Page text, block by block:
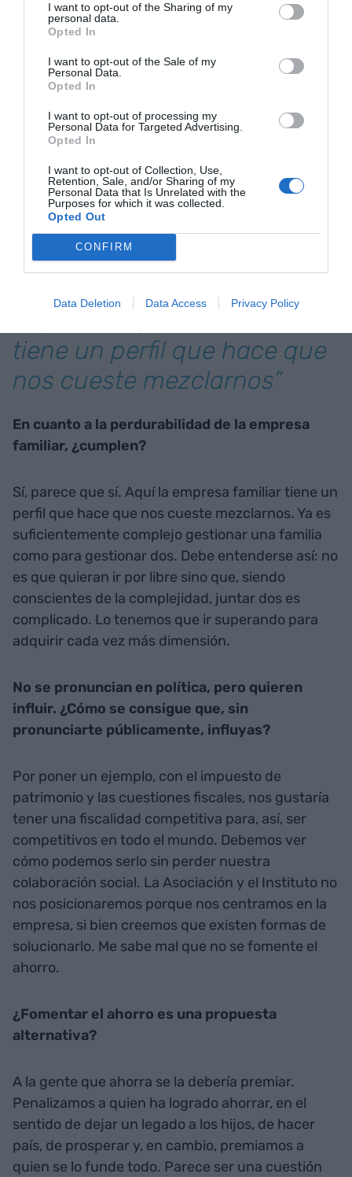
I want to opt-out of the Sharing of my
personal data.
Opted In
I want to opt-out of the Sale of my
Personal Data.
Opted In
I want to opt-out of processing my
Personal Data for Targeted Advertising.
Opted In
I want to opt-out of Collection, Use,
Retention, Sale, and/or Sharing of my
Personal Data that Is Unrelated with the
Purposes for which it was collected.
Opted Out
CONFIRM
Data Deletion Data Access Privacy Policy
que haya un tamaño óptimo. Lo que sí vemos es
que, a veces, por culpa de trabas de la
En otros países, ¿la empresa familiar tiene un
tamaño superior?
Nos falta potenciar a las empresas medianas.
Alemania es el típico ejemplo. Tiene un tejido muy
potente. Debemos conseguir que las pequeñas y
medianas vayan a más. Está por ver si deben
fusionarse o adaptarse.
tiene un perfil que hace que
nos cueste mezclarnos”
En cuanto a la perdurabilidad de la empresa
familiar, ¿cumplen?
Sí, parece que sí. Aquí la empresa familiar tiene un
perfil que hace que nos cueste mezclarnos. Ya es
suficientemente complejo gestionar una familia
como para gestionar dos. Debe entenderse así: no
es que quieran ir por libre sino que, siendo
conscientes de la complejidad, juntar dos es
complicado. Lo tenemos que ir superando para
adquirir cada vez más dimensión.
No se pronuncian en política, pero quieren
influir. ¿Cómo se consigue que, sin
pronunciarte públicamente, influyas?
Por poner un ejemplo, con el impuesto de
patrimonio y las cuestiones fiscales, nos gustaría
tener una fiscalidad competitiva para, así, ser
competitivos en todo el mundo. Debemos ver
cómo podemos serlo sin perder nuestra
colaboración social. La Asociación y el Instituto no
nos posicionaremos porque nos centramos en la
empresa, si bien creemos que existen formas de
solucionarlo. Me sabe mal que no se fomente el
ahorro.
¿Fomentar el ahorro es una propuesta
alternativa?
A la gente que ahorra se la debería premiar.
Penalizamos a quien ha logrado ahorrar, en el
sentido de dejar un legado a los hijos, de hacer
país, de prosperar y, en cambio, premiamos a
quien se lo funde todo. Parece ser una cuestión